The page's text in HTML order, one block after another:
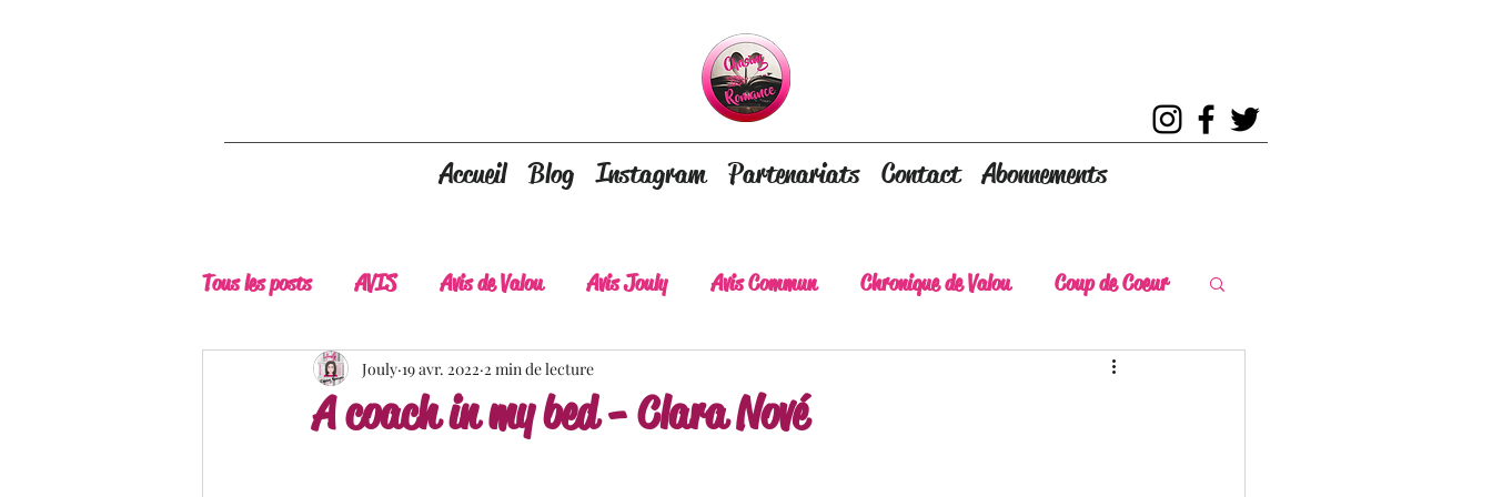
Accueil Blog Instagram Partenariats Contact Abonnements
Tous les posts AVIS Avis de Valou Avis Jouly Avis Commun Chronique de Valou Coup de Coeur
Belle Découverte A lire absolument Coup de Chaud
A coach in my bed - Clara Nové
Jouly 19 avr. 2022 2 min de lecture